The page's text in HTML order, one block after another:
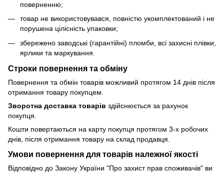
поверненню;
товар не використовувався, повністю укомплектований і не
порушена цілісність упаковки;
збережено заводські (гарантійні) пломби, всі захисні плівки,
ярлики та маркування.
Строки повернення та обміну
Повернення та обмін товарів можливий протягом 14 днів після
отримання товару покупцем.
Зворотна доставка товарів здійснюється за рахунок
покупця.
Кошти повертаються на карту покупця протягом 3-х робочих
днів, після отримання товару на склад продавця.
Умови повернення для товарів належної якості
Відповідно до Закону України "Про захист прав споживачів" ви